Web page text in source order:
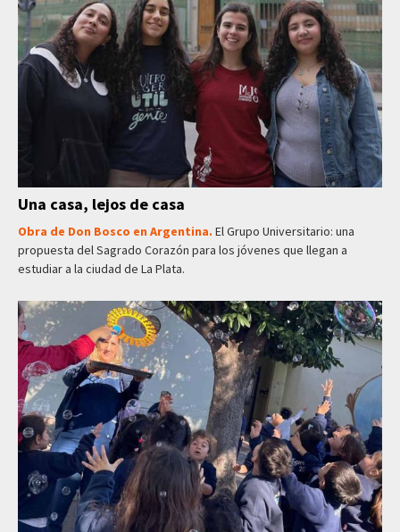
Una casa, lejos de casa
Obra de Don Bosco en Argentina. El Grupo Universitario: una
propuesta del Sagrado Corazón para los jóvenes que llegan a
estudiar a la ciudad de La Plata.